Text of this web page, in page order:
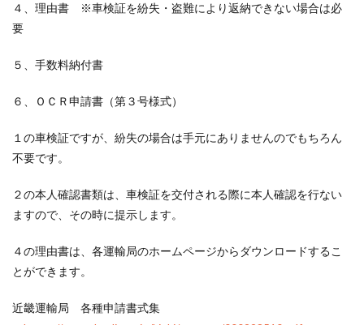
４、理由書 ※車検証を紛失・盗難により返納できない場合は必
要
５、手数料納付書
６、ＯＣＲ申請書（第３号様式）
１の車検証ですが、紛失の場合は手元にありませんのでもちろん
不要です。
２の本人確認書類は、車検証を交付される際に本人確認を行ない
ますので、その時に提示します。
４の理由書は、各運輸局のホームページからダウンロードするこ
とができます。
近畿運輸局 各種申請書式集